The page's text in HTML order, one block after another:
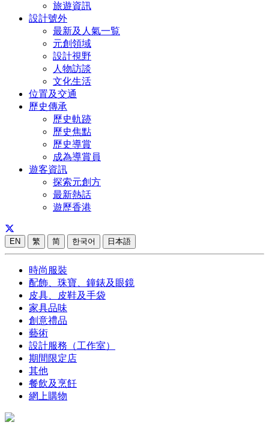
旅遊資訊
設計號外
最新及人氣一覧
元創領域
設計視野
人物訪談
文化生活
位置及交通
歷史傳承
歷史軌跡
歷史焦點
歷史導賞
成為導賞員
遊客資訊
探索元創方
最新熱話
遊歷香港
EN 繁 简 한국어 日本語
時尚服裝
配飾、珠寶、鐘錶及眼鏡
皮具、皮鞋及手袋
家具品味
創意禮品
藝術
設計服務（工作室）
期間限定店
其他
餐飲及烹飪
網上購物